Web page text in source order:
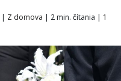
| Z domova | 2 min. čítania | 1